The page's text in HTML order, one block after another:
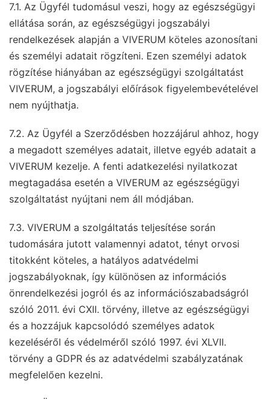
7.1. Az Ügyfél tudomásul veszi, hogy az egészségügyi
ellátása során, az egészségügyi jogszabályi
rendelkezések alapján a VIVERUM köteles azonosítani
és személyi adatait rögzíteni. Ezen személyi adatok
rögzítése hiányában az egészségügyi szolgáltatást
VIVERUM, a jogszabályi előírások figyelembevételével
nem nyújthatja.
7.2. Az Ügyfél a Szerződésben hozzájárul ahhoz, hogy
a megadott személyes adatait, illetve egyéb adatait a
VIVERUM kezelje. A fenti adatkezelési nyilatkozat
megtagadása esetén a VIVERUM az egészségügyi
szolgáltatást nyújtani nem áll módjában.
7.3. VIVERUM a szolgáltatás teljesítése során
tudomására jutott valamennyi adatot, tényt orvosi
titokként köteles, a hatályos adatvédelmi
jogszabályoknak, így különösen az információs
önrendelkezési jogról és az információszabadságról
szóló 2011. évi CXII. törvény, illetve az egészségügyi
és a hozzájuk kapcsolódó személyes adatok
kezeléséről és védelméről szóló 1997. évi XLVII.
törvény a GDPR és az adatvédelmi szabályzatának
megfelelően kezelni.